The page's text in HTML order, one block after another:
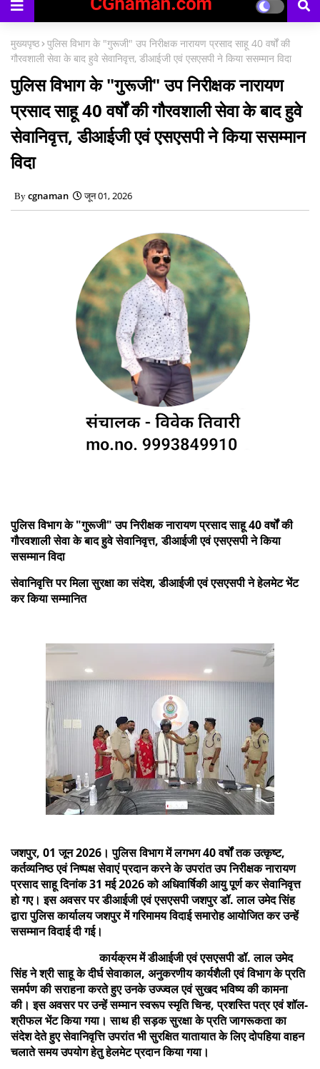
मुख्यपृष्ठ पुलिस विभाग के "गुरूजी" उप निरीक्षक नारायण प्रसाद साहू 40 वर्षों की
गौरवशाली सेवा के बाद हुवे सेवानिवृत्त, डीआईजी एवं एसएसपी ने किया ससम्मान विदा
पुलिस विभाग के "गुरूजी" उप निरीक्षक नारायण
प्रसाद साहू 40 वर्षों की गौरवशाली सेवा के बाद हुवे
सेवानिवृत्त, डीआईजी एवं एसएसपी ने किया ससम्मान
विदा
cgnaman जून 01, 2026
पुलिस विभाग के "गुरूजी" उप निरीक्षक नारायण प्रसाद साहू 40 वर्षों की
गौरवशाली सेवा के बाद हुवे सेवानिवृत्त, डीआईजी एवं एसएसपी ने किया
ससम्मान विदा
सेवानिवृत्ति पर मिला सुरक्षा का संदेश, डीआईजी एवं एसएसपी ने हेलमेट भेंट
कर किया सम्मानित
जशपुर, 01 जून 2026। पुलिस विभाग में लगभग 40 वर्षों तक उत्कृष्ट,
कर्तव्यनिष्ठ एवं निष्पक्ष सेवाएं प्रदान करने के उपरांत उप निरीक्षक नारायण
प्रसाद साहू दिनांक 31 मई 2026 को अधिवार्षिकी आयु पूर्ण कर सेवानिवृत्त
हो गए। इस अवसर पर डीआईजी एवं एसएसपी जशपुर डॉ. लाल उमेद सिंह
द्वारा पुलिस कार्यालय जशपुर में गरिमामय विदाई समारोह आयोजित कर उन्हें
ससम्मान विदाई दी गई।
कार्यक्रम में डीआईजी एवं एसएसपी डॉ. लाल उमेद
सिंह ने श्री साहू के दीर्घ सेवाकाल, अनुकरणीय कार्यशैली एवं विभाग के प्रति
समर्पण की सराहना करते हुए उनके उज्ज्वल एवं सुखद भविष्य की कामना
की। इस अवसर पर उन्हें सम्मान स्वरूप स्मृति चिन्ह, प्रशस्ति पत्र एवं शॉल-
श्रीफल भेंट किया गया। साथ ही सड़क सुरक्षा के प्रति जागरूकता का
संदेश देते हुए सेवानिवृत्ति उपरांत भी सुरक्षित यातायात के लिए दोपहिया वाहन
चलाते समय उपयोग हेतु हेलमेट प्रदान किया गया।